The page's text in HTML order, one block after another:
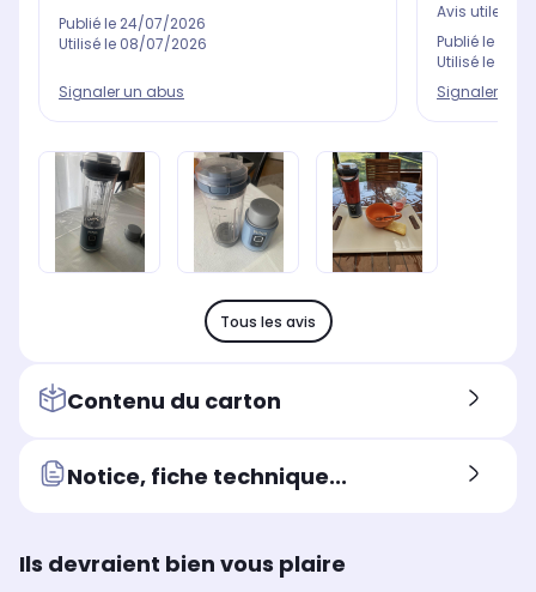
Publié le 24/07/2026
Utilisé le 08/07/2026
Signaler un abus
Avis utile ?
Publié le
Utilisé le
Signaler un
Tous les avis
Contenu du carton
Notice, fiche technique...
Ils devraient bien vous plaire